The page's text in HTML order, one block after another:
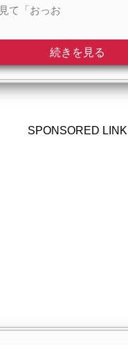
て「おっお
続きを見る
SPONSORED LINK